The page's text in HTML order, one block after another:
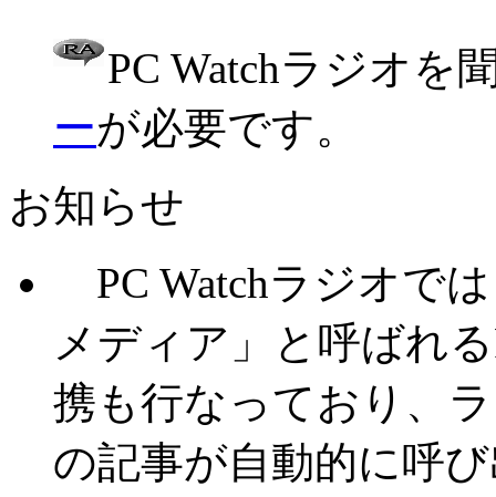
PC Watchラジオを
ーが必要です。
お知らせ
PC Watchラジオで
メディア」と呼ばれ
携も行なっており、
の記事が自動的に呼